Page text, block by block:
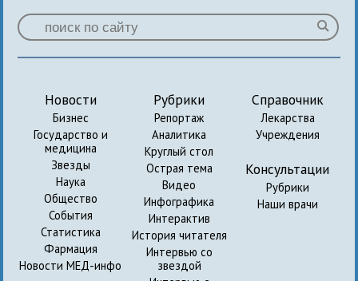
Новости
Бизнес
Государство и
медицина
Звезды
Наука
Общество
События
Статистика
Фармация
Новости МЕД-инфо
Рубрики
Репортаж
Аналитика
Круглый стол
Острая тема
Видео
Инфографика
Интерактив
История читателя
Интервью со
звездой
Справочник
Лекарства
Учреждения
Консультации
Рубрики
Наши врачи